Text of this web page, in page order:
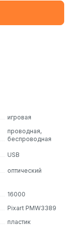
игровая
проводная,
беспроводная
USB
оптический
16000
Pixart PMW3389
пластик